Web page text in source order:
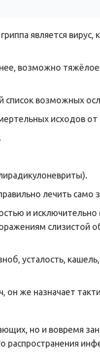
является вирус,
возможно
список возможных
исходов от
лечить само
и исключительно
слизистой
усталость,
он же назначает
но и вовремя
распространения